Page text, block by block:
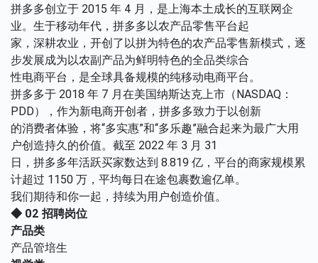
拼多多创立于 2015 年 4 月，是上海本土成长的互联网企
业。生于移动年代，拼多多以农产品零售平台起
家，深耕农业，开创了以拼为特色的农产品零售新模式，逐
步发展成为以农副产品为鲜明特色的全品类综合
性电商平台，是全球具备规模的纯移动电商平台。
拼多多于 2018 年 7 月在美国纳斯达克上市（NASDAQ：
PDD），作为新电商开创者，拼多多致力于以创新
的消费者体验，将“多实惠”和“多乐趣”融合起来为最广大用
户创造持久的价值。截至 2022 年 3 月 31
日，拼多多年活跃买家数达到 8.819 亿，平台的商家规模累
计超过 1150 万，平均每日在途包裹数逾亿单。
我们期待和你一起，持续为用户创造价值。
◆ 02 招聘岗位
产品类
产品管培生